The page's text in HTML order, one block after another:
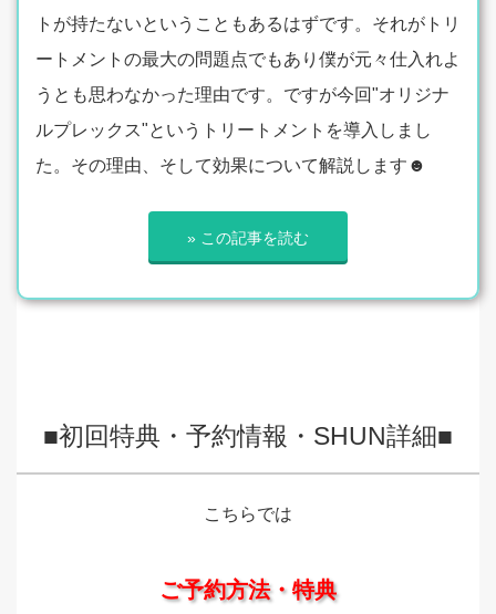
トが持たないということもあるはずです。それがトリ
ートメントの最大の問題点でもあり僕が元々仕入れよ
うとも思わなかった理由です。ですが今回"オリジナ
ルプレックス"というトリートメントを導入しまし
た。その理由、そして効果について解説します☻
» この記事を読む
■初回特典・予約情報・SHUN詳細■
こちらでは
ご予約方法・特典